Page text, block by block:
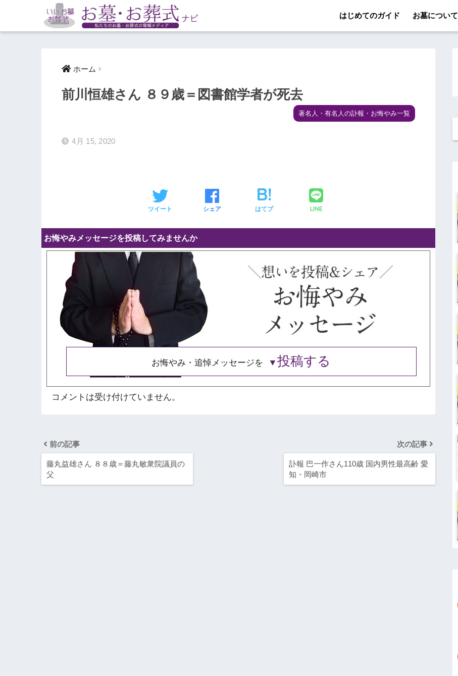
はじめてのガイド お墓について
ホーム
前川恒雄さん ８９歳＝図書館学者が死去
著名人・有名人の訃報・お悔やみ一覧
4月 15, 2020
ツイート シェア はてブ LINE
お悔やみメッセージを投稿してみませんか
お悔やみ・追悼メッセージを 投稿する
コメントは受け付けていません。
前の記事
藤丸益雄さん ８８歳＝藤丸敏衆院議員の
父
次の記事
訃報 巴一作さん110歳 国内男性最高齢 愛
知・岡崎市